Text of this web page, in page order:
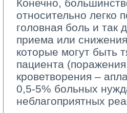
Конечно,
относительно легко
головная боль и так
приема или
которые могут быть
пациента
кроветворения –
0,5-5% больных
неблагоприятных